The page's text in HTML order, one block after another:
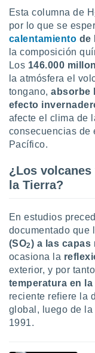
Esta columna de H
por lo que se
calentamiento de
la composición
Los 146.000
la atmósfera el
tongano,absorbe
efecto
afecte el clima de
consecuencias de
Pacífico.
¿Los
la Tierra?
En estudios
documentado
(SO2) a las capas
ocasiona la
exterior, y por
temperatura en
reciente refiere la
global, luego de
1991.